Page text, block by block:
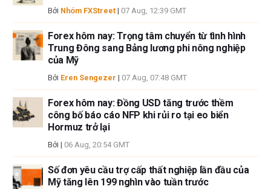
Bởi Nhóm FXStreet | 07 Aug, 12:39 GMT
Forex hôm nay: Trọng tâm chuyển từ tình hình
Trung Đông sang Bảng lương phi nông nghiệp
của Mỹ
Bởi Eren Sengezer | 07 Aug, 07:48 GMT
Forex hôm nay: Đồng USD tăng trước thềm
công bố báo cáo NFP khi rủi ro tại eo biển
Hormuz trở lại
Bởi | 06 Aug, 20:54 GMT
Số đơn yêu cầu trợ cấp thất nghiệp lần đầu của
Mỹ tăng lên 199 nghìn vào tuần trước